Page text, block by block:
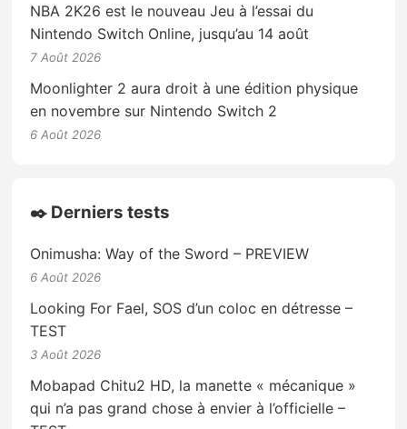
NBA 2K26 est le nouveau Jeu à l’essai du
Nintendo Switch Online, jusqu’au 14 août
7 Août 2026
Moonlighter 2 aura droit à une édition physique
en novembre sur Nintendo Switch 2
6 Août 2026
✒️ Derniers tests
Onimusha: Way of the Sword – PREVIEW
6 Août 2026
Looking For Fael, SOS d’un coloc en détresse –
TEST
3 Août 2026
Mobapad Chitu2 HD, la manette « mécanique »
qui n’a pas grand chose à envier à l’officielle –